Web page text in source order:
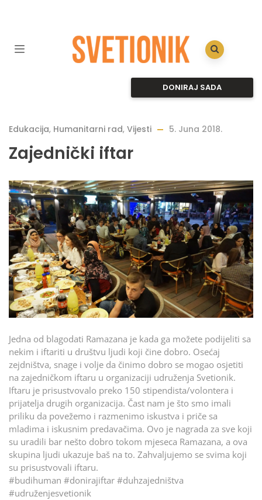
DONIRAJ SADA
Edukacija, Humanitarni rad, Vijesti 5. Juna 2018.
Zajednički iftar
Jedna od blagodati Ramazana je kada ga možete podijeliti sa
nekim i iftariti u društvu ljudi koji čine dobro. Osećaj
zejdništva, snage i volje da činimo dobro se mogao osjetiti
na zajedničkom iftaru u organizaciji udruženja Svetionik.
Iftaru je prisustvovalo preko 150 stipendista/volontera i
prijatelja drugih organizacija. Čast nam je što smo imali
priliku da povežemo i razmenimo iskustva i priče sa
mladima i iskusnim predavačima. Ovo je nagrada za sve koji
su uradili bar nešto dobro tokom mjeseca Ramazana, a ova
skupina ljudi ukazuje baš na to. Zahvaljujemo se svima koji
su prisustvovali iftaru.
#budihuman #donirajiftar #duhzajedništva
#udruženjesvetionik